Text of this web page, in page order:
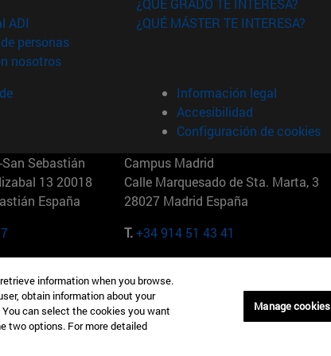
ADI (abre en nueva ventana)
personas(abre en nueva ventana)
nosotros(abre en nueva ventana)
¿QUÉ GRADO TE INTERESA?
¿QUÉ MÁSTER TE INTERESA?
Información legal
Accesibilidad
Configuración de cookies
Sebastián
13 20018
España
Campus Madrid
Calle Marquesado de Sta. Marta, 3
28027 Madrid España
T.+34 914 51 43 41
2201 Nueva York Maria-Theresia-Straße 15 81675
Múnich Alemania
T.+49 89 24209790
information when you browse.
obtain information about your
can select the cookies you want
two options. For more detailed
Manage cookies